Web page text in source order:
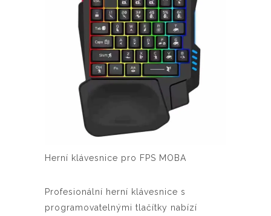
Herní klávesnice pro FPS MOBA
Profesionální herní klávesnice s
programovatelnými tlačítky nabízí